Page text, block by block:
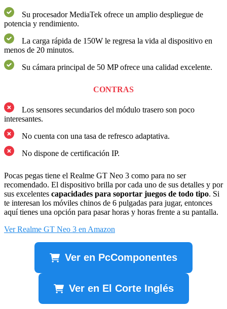
Su procesador MediaTek ofrece un amplio despliegue de
potencia y rendimiento.
La carga rápida de 150W le regresa la vida al dispositivo en
menos de 20 minutos.
Su cámara principal de 50 MP ofrece una calidad excelente.
CONTRAS
Los sensores secundarios del módulo trasero son poco
interesantes.
No cuenta con una tasa de refresco adaptativa.
No dispone de certificación IP.
Pocas pegas tiene el Realme GT Neo 3 como para no ser
recomendado. El dispositivo brilla por cada uno de sus detalles y por
sus excelentes capacidades para soportar juegos de todo tipo. Si
te interesan los móviles chinos de 6 pulgadas para jugar, entonces
aquí tienes una opción para pasar horas y horas frente a su pantalla.
Ver Realme GT Neo 3 en Amazon
Ver en PcComponentes
Ver en El Corte Inglés